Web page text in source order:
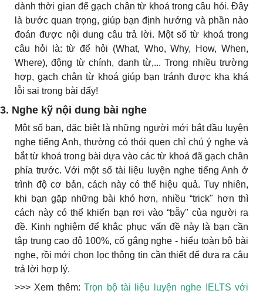
dành thời gian để gạch chân từ khoá trong câu hỏi. Đây
là bước quan trọng, giúp bạn định hướng và phần nào
đoán được nội dung câu trả lời. Một số từ khoá trong
câu hỏi là: từ để hỏi (What, Who, Why, How, When,
Where), động từ chính, danh từ,... Trong nhiều trường
hợp, gạch chân từ khoá giúp bạn tránh được kha khá
lỗi sai trong bài đấy!
3. Nghe kỹ nội dung bài nghe
Một số bạn, đặc biệt là những người mới bắt đầu luyện
nghe tiếng Anh, thường có thói quen chỉ chú ý nghe và
bắt từ khoá trong bài dựa vào các từ khoá đã gạch chân
phía trước. Với một số tài liệu luyện nghe tiếng Anh ở
trình độ cơ bản, cách này có thể hiệu quả. Tuy nhiên,
khi bạn gặp những bài khó hơn, nhiều “trick" hơn thì
cách này có thể khiến bạn rơi vào “bẫy" của người ra
đề. Kinh nghiệm để khắc phục vấn đề này là bạn cần
tập trung cao độ 100%, cố gắng nghe - hiểu toàn bộ bài
nghe, rồi mới chọn lọc thông tin cần thiết để đưa ra câu
trả lời hợp lý.
>>> Xem thêm:Trọn bộ tài liệu luyện nghe IELTS với